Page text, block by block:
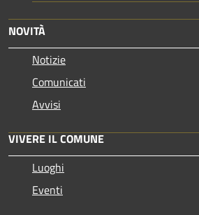
NOVITÀ
Notizie
Comunicati
Avvisi
VIVERE IL COMUNE
Luoghi
Eventi